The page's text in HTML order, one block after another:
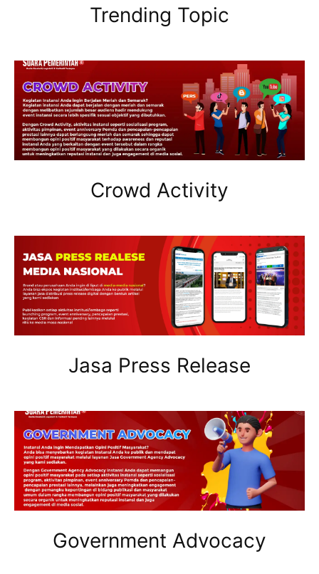
Trending Topic
Crowd Activity
Jasa Press Release
Government Advocacy